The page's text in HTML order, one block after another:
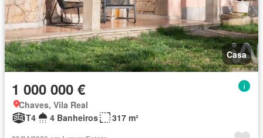
Casa
1 000 000 €
Chaves, Vila Real
T4
4 Banheiros 317 m²